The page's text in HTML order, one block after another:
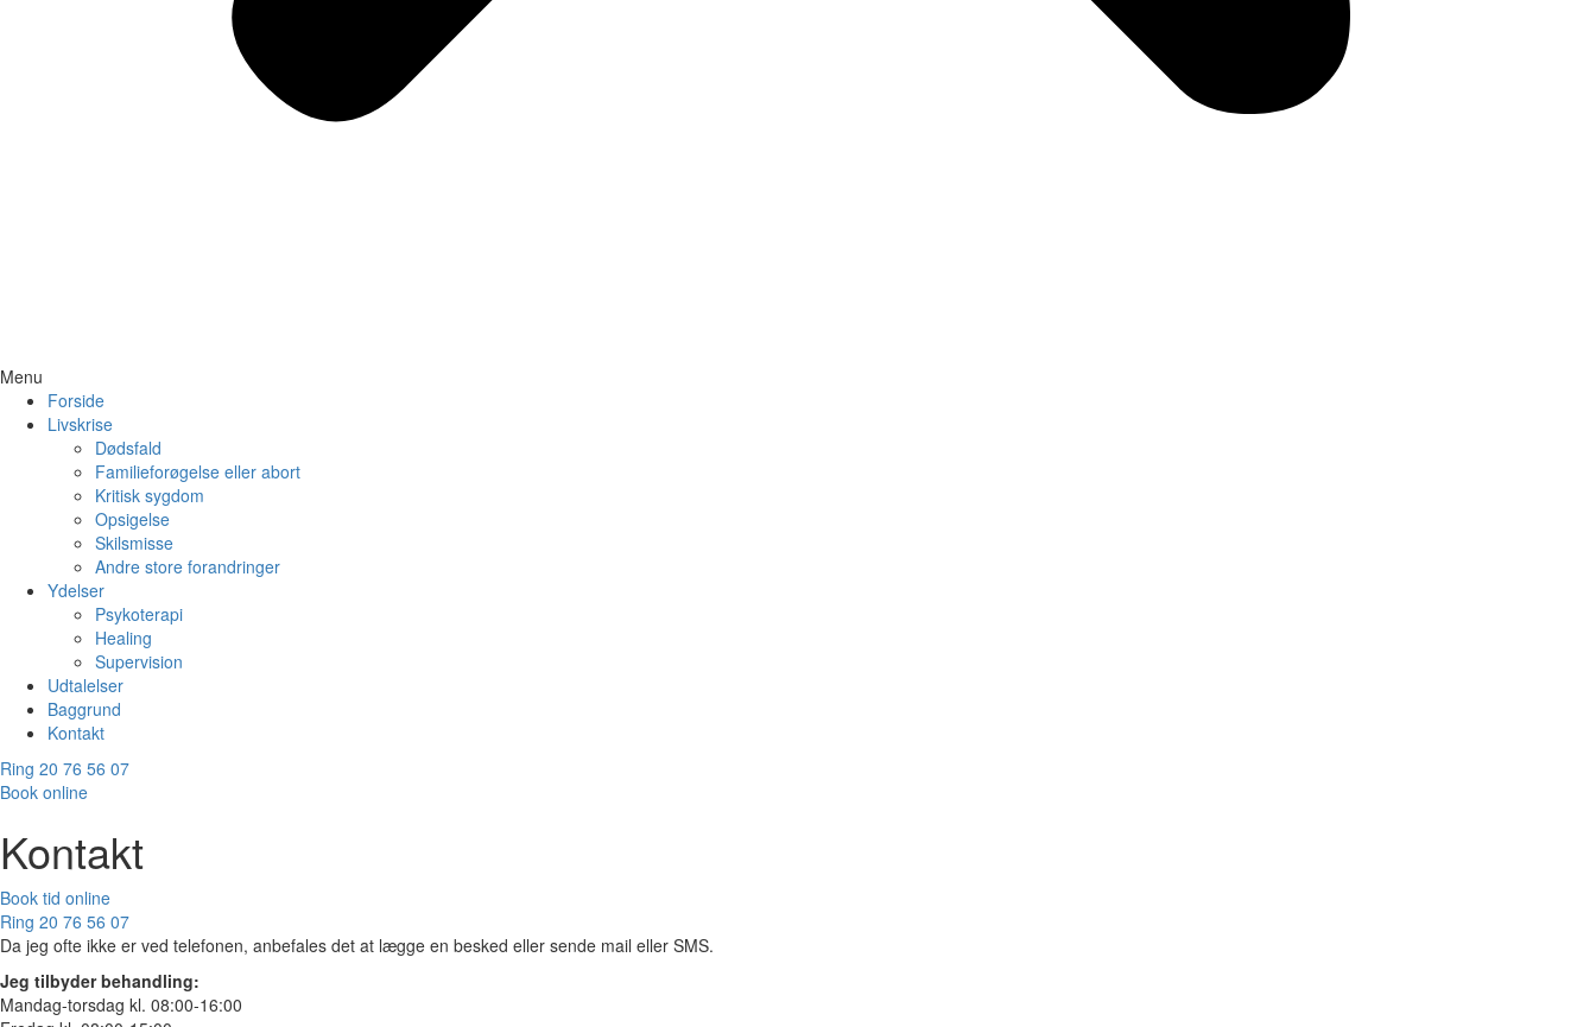
Menu
Forside
Livskrise
Dødsfald
Familieforøgelse eller abort
Kritisk sygdom
Opsigelse
Skilsmisse
Andre store forandringer
Ydelser
Psykoterapi
Healing
Supervision
Udtalelser
Baggrund
Kontakt
Ring 20 76 56 07
Book online
Kontakt
Book tid online
Ring 20 76 56 07
Da jeg ofte ikke er ved telefonen, anbefales det at lægge en besked eller sende mail eller SMS.
Jeg tilbyder behandling:
Mandag-torsdag kl. 08:00-16:00